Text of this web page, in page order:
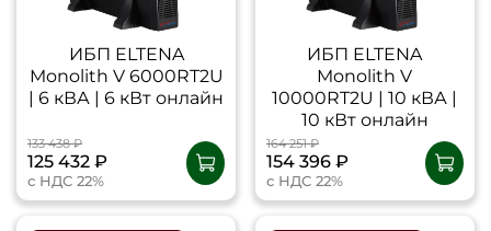
ИБП ELTENA
Monolith V 6000RT2U
| 6 кВА | 6 кВт онлайн
133 438 ₽
125 432 ₽
с НДС 22%
ИБП ELTENA
Monolith V
10000RT2U | 10 кВА |
10 кВт онлайн
164 251 ₽
154 396 ₽
с НДС 22%